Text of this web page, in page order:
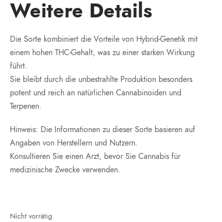
Weitere Details
Die Sorte kombiniert die Vorteile von Hybrid-Genetik mit
einem hohen THC-Gehalt, was zu einer starken Wirkung
führt.
Sie bleibt durch die unbestrahlte Produktion besonders
potent und reich an natürlichen Cannabinoiden und
Terpenen.
Hinweis: Die Informationen zu dieser Sorte basieren auf
Angaben von Herstellern und Nutzern.
Konsultieren Sie einen Arzt, bevor Sie Cannabis für
medizinische Zwecke verwenden.
Nicht vorrätig